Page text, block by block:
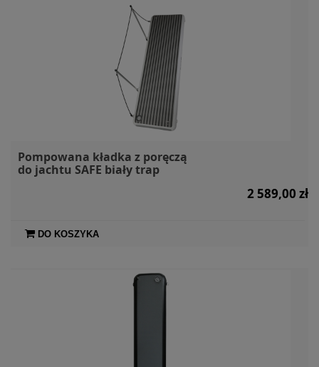
Pompowana kładka z poręczą
do jachtu SAFE biały trap
2 589,00 zł
DO KOSZYKA